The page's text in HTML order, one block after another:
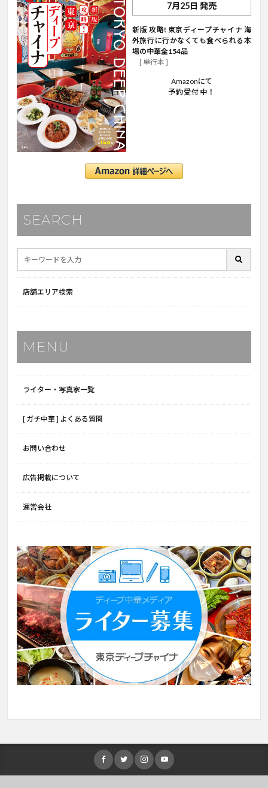
7月25日 発売
新版 攻略! 東京ディープチャイナ 海
外旅行に行かなくても食べられる本
場の中華全154品
[ 単行本 ]
Amazonにて
予約受付中！
SEARCH
店舗エリア検索
MENU
ライター・写真家一覧
[ ガチ中華 ] よくある質問
お問い合わせ
広告掲載について
運営会社